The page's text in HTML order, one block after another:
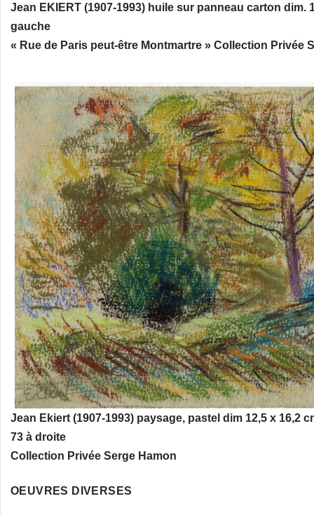
Jean EKIERT (1907-1993) huile sur panneau carton dim.
gauche
« Rue de Paris peut-être Montmartre » Collection Privée
Jean Ekiert (1907-1993) paysage, pastel dim 12,5 x 16,2
73 à droite
Collection Privée Serge Hamon
OEUVRES DIVERSES